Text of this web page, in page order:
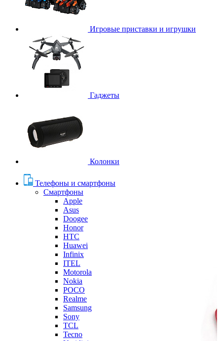
Игровые приставки и игрушки
Гаджеты
Колонки
Телефоны и смартфоны
Смартфоны
Apple
Asus
Doogee
Honor
HTC
Huawei
Infinix
ITEL
Motorola
Nokia
POCO
Realme
Samsung
Sony
TCL
Tecno